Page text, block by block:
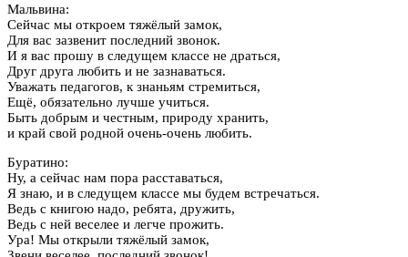
Мальвина:
Сейчас мы откроем тяжёлый замок,
Для вас зазвенит последний звонок.
И я вас прошу в следущем классе не драться,
Друг друга любить и не зазнаваться.
Уважать педагогов, к знаньям стремиться,
Ещё, обязательно лучше учиться.
Быть добрым и честным, природу хранить,
и край свой родной очень-очень любить.
Буратино:
Ну, а сейчас нам пора расставаться,
Я знаю, и в следущем классе мы будем встречаться.
Ведь с книгою надо, ребята, дружить,
Ведь с ней веселее и легче прожить.
Ура! Мы открыли тяжёлый замок,